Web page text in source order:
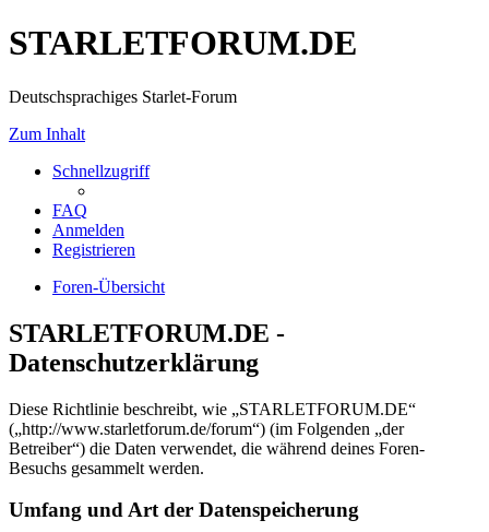
STARLETFORUM.DE
Deutschsprachiges Starlet-Forum
Zum Inhalt
Schnellzugriff
FAQ
Anmelden
Registrieren
Foren-Übersicht
STARLETFORUM.DE -
Datenschutzerklärung
Diese Richtlinie beschreibt, wie „STARLETFORUM.DE“
(„http://www.starletforum.de/forum“) (im Folgenden „der
Betreiber“) die Daten verwendet, die während deines Foren-
Besuchs gesammelt werden.
Umfang und Art der Datenspeicherung